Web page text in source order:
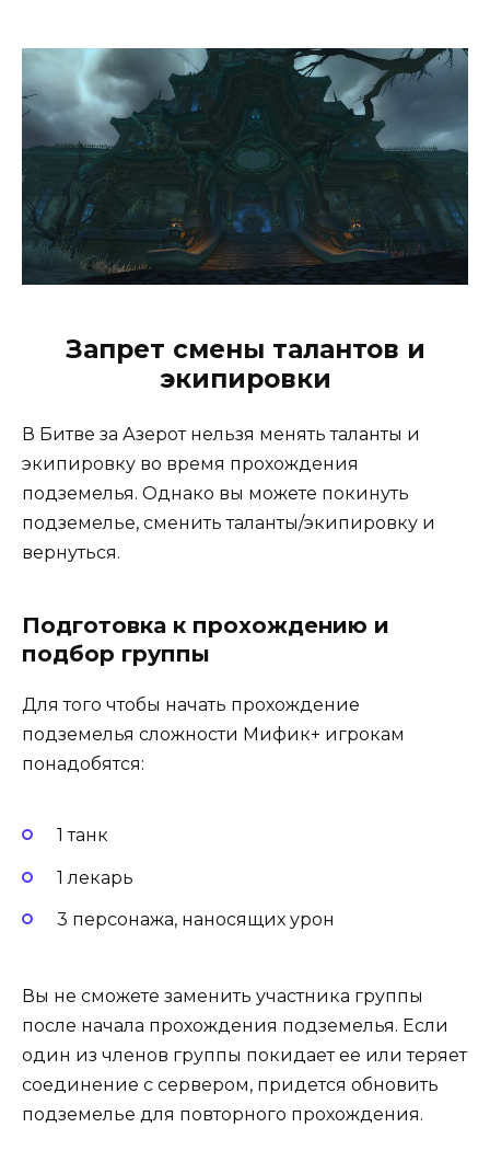
Запрет смены талантов и
экипировки
В Битве за Азерот нельзя менять таланты и
экипировку во время прохождения
подземелья. Однако вы можете покинуть
подземелье, сменить таланты/экипировку и
вернуться.
Подготовка к прохождению и
подбор группы
Для того чтобы начать прохождение
подземелья сложности Мифик+ игрокам
понадобятся:
1 танк
1 лекарь
3 персонажа, наносящих урон
Вы не сможете заменить участника группы
после начала прохождения подземелья. Если
один из членов группы покидает ее или теряет
соединение с сервером, придется обновить
подземелье для повторного прохождения.